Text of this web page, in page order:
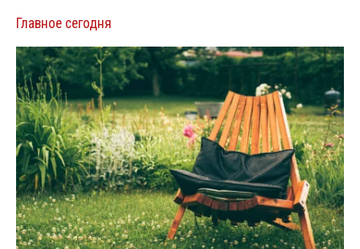
Главное сегодня